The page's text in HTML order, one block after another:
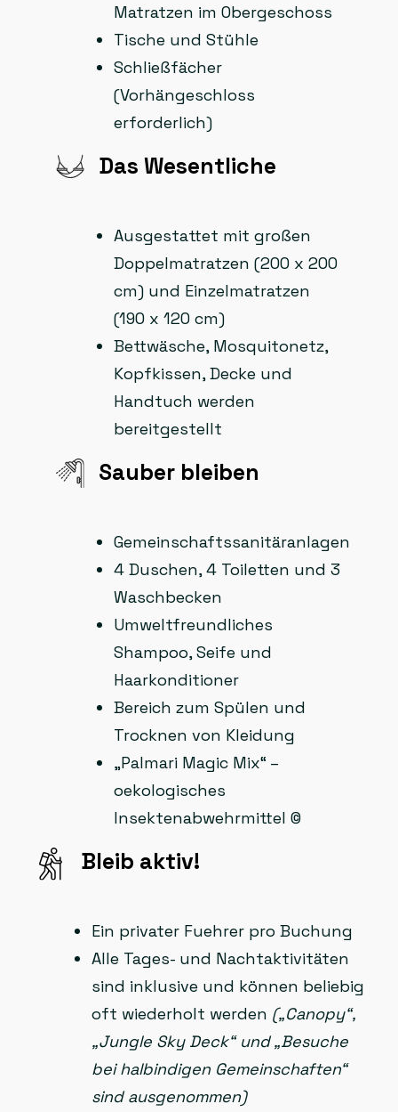
Matratzen im Obergeschoss
Tische und Stühle
Schließfächer
(Vorhängeschloss
erforderlich)
Das Wesentliche
Ausgestattet mit großen
Doppelmatratzen (200 x 200
cm) und Einzelmatratzen
(190 x 120 cm)
Bettwäsche, Mosquitonetz,
Kopfkissen, Decke und
Handtuch werden
bereitgestellt
Sauber bleiben
Gemeinschaftssanitäranlagen
4 Duschen, 4 Toiletten und 3
Waschbecken
Umweltfreundliches
Shampoo, Seife und
Haarkonditioner
Bereich zum Spülen und
Trocknen von Kleidung
„Palmari Magic Mix“ –
oekologisches
Insektenabwehrmittel ©
Bleib aktiv!
Ein privater Fuehrer pro Buchung
Alle Tages- und Nachtaktivitäten
sind inklusive und können beliebig
oft wiederholt werden („Canopy“,
„Jungle Sky Deck“ und „Besuche
bei halbindigen Gemeinschaften“
sind ausgenommen)